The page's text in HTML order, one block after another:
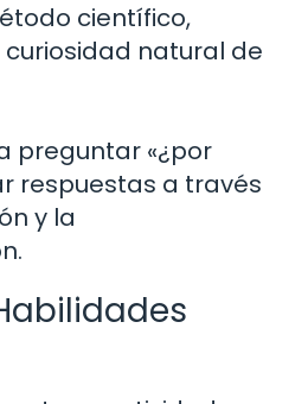
científico,
natural de
preguntar «¿por
respuestas a través
y la